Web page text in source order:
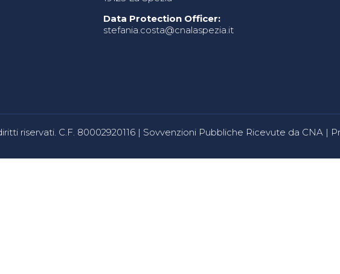
Data Protection Officer:
stefania.costa@cnalaspezia.it
riservati. C.F. 80002920116 | Sovvenzioni Pubbliche Ricevute da CNA |